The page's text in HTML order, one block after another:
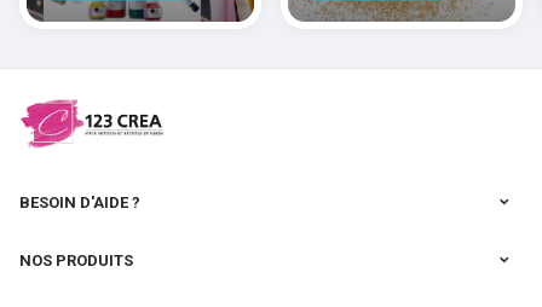
polymères
BESOIN D'AIDE ?
NOS PRODUITS